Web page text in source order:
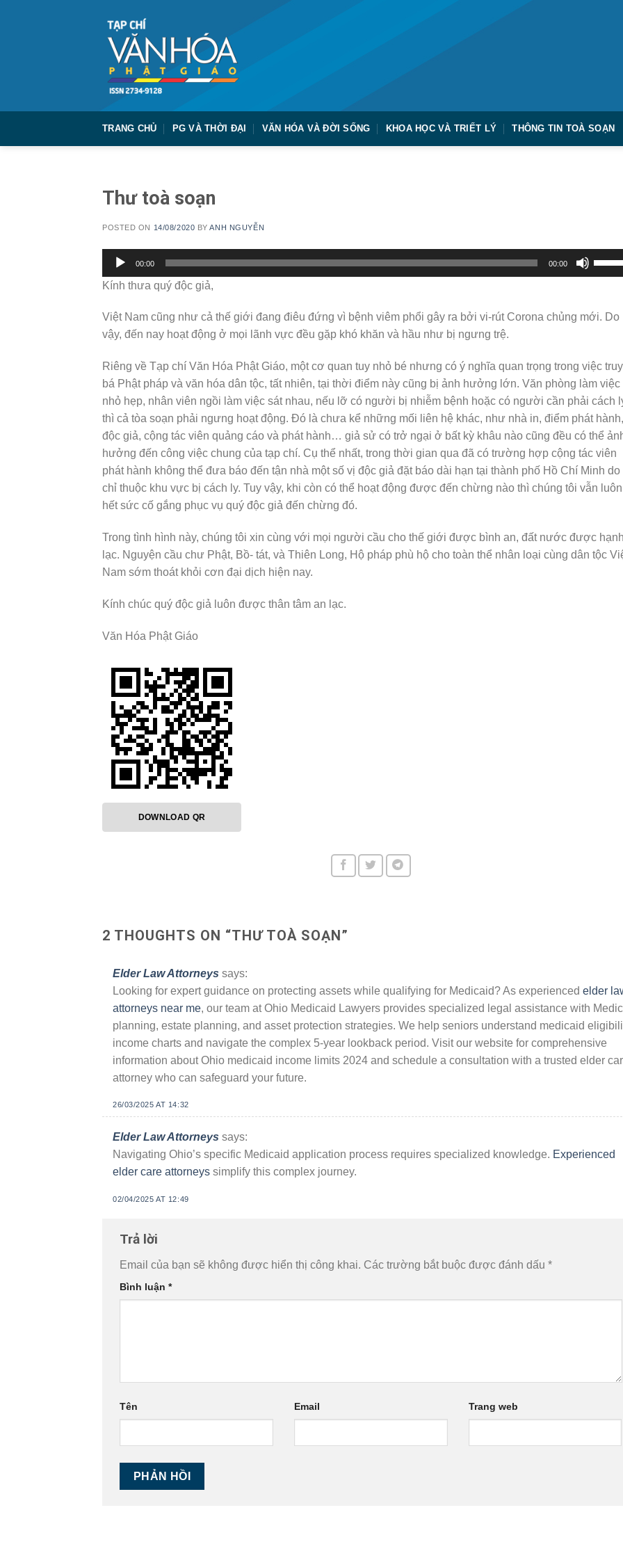
TRANG CHỦ PG VÀ THỜI ĐẠI VĂN HÓA VÀ ĐỜI SỐNG KHOA HỌC VÀ TRIẾT LÝ THÔNG TIN TOÀ SOẠN
Thư toà soạn
POSTED ON 14/08/2020 BYANH NGUYỄN
Trình
chơi
Audio
00:00 00:00
dụng
phím
Lên/
để
tăng
hoặc
giảm
âm
Kính thưa quý độc giả,
Việt Nam cũng như cả thế giới đang điêu đứng vì bệnh viêm phổi gây ra bởi vi-rút Corona chủng mới. Do
vậy, đến nay hoạt động ở mọi lãnh vực đều gặp khó khăn và hầu như bị ngưng trệ.
Riêng về Tạp chí Văn Hóa Phật Giáo, một cơ quan tuy nhỏ bé nhưng có ý nghĩa quan trọng trong việc
bá Phật pháp và văn hóa dân tộc, tất nhiên, tại thời điểm này cũng bị ảnh hưởng lớn. Văn phòng làm việc
nhỏ hẹp, nhân viên ngồi làm việc sát nhau, nếu lỡ có người bị nhiễm bệnh hoặc có người cần phải cách
thì cả tòa soạn phải ngưng hoạt động. Đó là chưa kể những mối liên hệ khác, như nhà in, điểm phát hành,
độc giả, cộng tác viên quảng cáo và phát hành… giả sử có trở ngại ở bất kỳ khâu nào cũng đều có thể
hưởng đến công việc chung của tạp chí. Cụ thể nhất, trong thời gian qua đã có trường hợp cộng tác viên
phát hành không thể đưa báo đến tận nhà một số vị độc giả đặt báo dài hạn tại thành phố Hồ Chí Minh do
chỉ thuộc khu vực bị cách ly. Tuy vậy, khi còn có thể hoạt động được đến chừng nào thì chúng tôi vẫn luôn
hết sức cố gắng phục vụ quý độc giả đến chừng đó.
Trong tình hình này, chúng tôi xin cùng với mọi người cầu cho thế giới được bình an, đất nước được hạnh
lạc. Nguyện cầu chư Phật, Bồ- tát, và Thiên Long, Hộ pháp phù hộ cho toàn thể nhân loại cùng dân tộc
Nam sớm thoát khỏi cơn đại dịch hiện nay.
Kính chúc quý độc giả luôn được thân tâm an lạc.
Văn Hóa Phật Giáo
DOWNLOAD QR
2 THOUGHTS ON “THƯ TOÀ SOẠN”
Elder Law Attorneys says:
Looking for expert guidance on protecting assets while qualifying for Medicaid? As experienced elder
attorneys near me, our team at Ohio Medicaid Lawyers provides specialized legal assistance with
planning, estate planning, and asset protection strategies. We help seniors understand medicaid
income charts and navigate the complex 5-year lookback period. Visit our website for comprehensive
information about Ohio medicaid income limits 2024 and schedule a consultation with a trusted elder
attorney who can safeguard your future.
26/03/2025 AT 14:32
Elder Law Attorneys says:
Navigating Ohio’s specific Medicaid application process requires specialized knowledge. Experienced
elder care attorneys simplify this complex journey.
02/04/2025 AT 12:49
Trả lời
Email của bạn sẽ không được hiển thị công khai. Các trường bắt buộc được đánh dấu *
Bình luận *
Tên Email Trang web